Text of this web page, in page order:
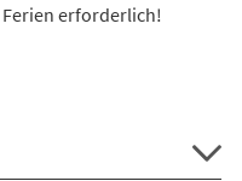
Ferien erforderlich!